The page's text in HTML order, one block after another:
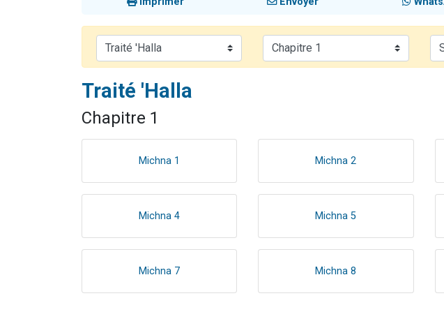
Traité 'Halla
Chapitre 1
Michna 1 Michna 2
Michna 4 Michna 5
Michna 7 Michna 8